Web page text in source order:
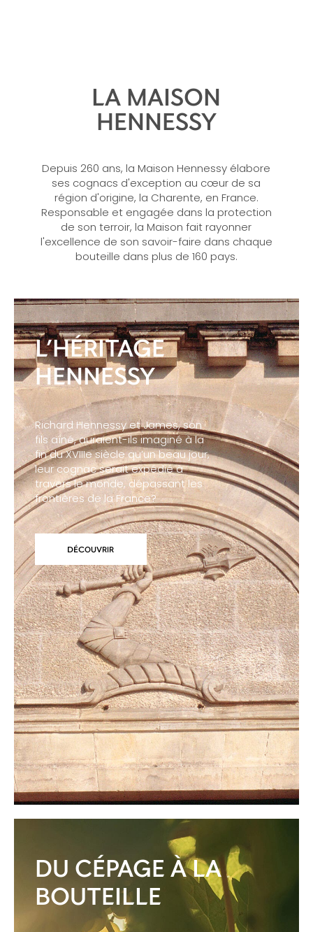
LA MAISON
HENNESSY
Depuis 260 ans, la Maison Hennessy élabore
ses cognacs d'exception au cœur de sa
région d'origine, la Charente, en France.
Responsable et engagée dans la protection
de son terroir, la Maison fait rayonner
l'excellence de son savoir-faire dans chaque
bouteille dans plus de 160 pays.
L’HÉRITAGE
HENNESSY
Richard Hennessy et James, son
fils aîné, auraient-ils imaginé à la
fin du XVIIIe siècle qu’un beau jour,
leur cognac serait expédié à
travers le monde, dépassant les
frontières de la France?
DÉCOUVRIR
DU CÉPAGE À LA
BOUTEILLE